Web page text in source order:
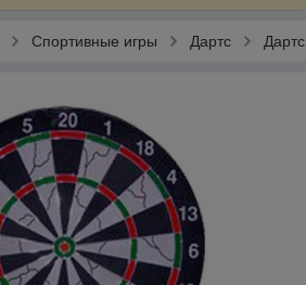
Спортивные игры Дартс